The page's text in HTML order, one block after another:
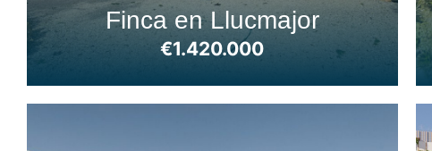
Finca en Llucmajor
€1.420.000